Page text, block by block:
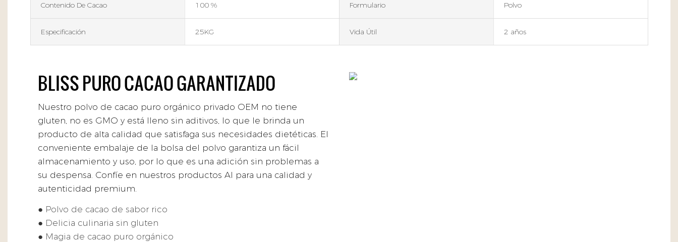
Contenido De Cacao 100 % Formulario Polvo
Especificación 25KG Vida Útil 2 años
BLISS PURO CACAO GARANTIZADO
Nuestro polvo de cacao puro orgánico privado OEM no tiene
gluten, no es GMO y está lleno sin aditivos, lo que le brinda un
producto de alta calidad que satisfaga sus necesidades dietéticas. El
conveniente embalaje de la bolsa del polvo garantiza un fácil
almacenamiento y uso, por lo que es una adición sin problemas a
su despensa. Confíe en nuestros productos AI para una calidad y
autenticidad premium.
● Polvo de cacao de sabor rico
● Delicia culinaria sin gluten
● Magia de cacao puro orgánico